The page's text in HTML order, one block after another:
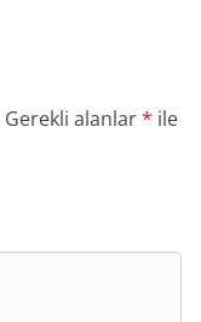
Gerekli alanlar* ile